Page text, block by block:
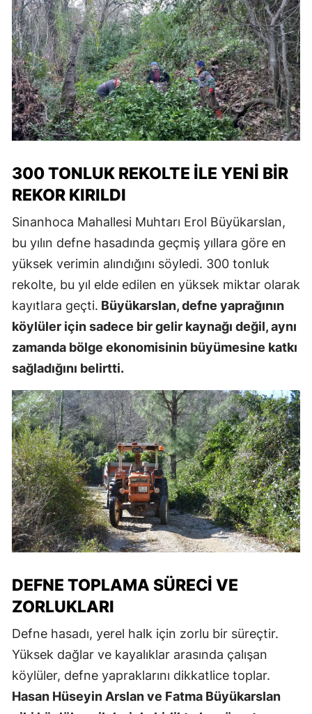
300 TONLUK REKOLTE ILE YENI BIR
REKOR KIRILDI
Sinanhoca Mahallesi Muhtarı Erol Büyükarslan,
bu yılın defne hasadında geçmiş yıllara göre en
yüksek verimin alındığını söyledi. 300 tonluk
rekolte, bu yıl elde edilen en yüksek miktar olarak
kayıtlara geçti. Büyükarslan, defne yaprağının
köylüler için sadece bir gelir kaynağı değil, aynı
zamanda bölge ekonomisinin büyümesine katkı
sağladığını belirtti.
DEFNE TOPLAMA SÜRECI VE
ZORLUKLARI
Defne hasadı, yerel halk için zorlu bir süreçtir.
Yüksek dağlar ve kayalıklar arasında çalışan
köylüler, defne yapraklarını dikkatlice toplar.
Hasan Hüseyin Arslan ve Fatma Büyükarslan